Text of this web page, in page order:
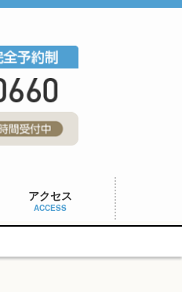
アクセス
ACCESS